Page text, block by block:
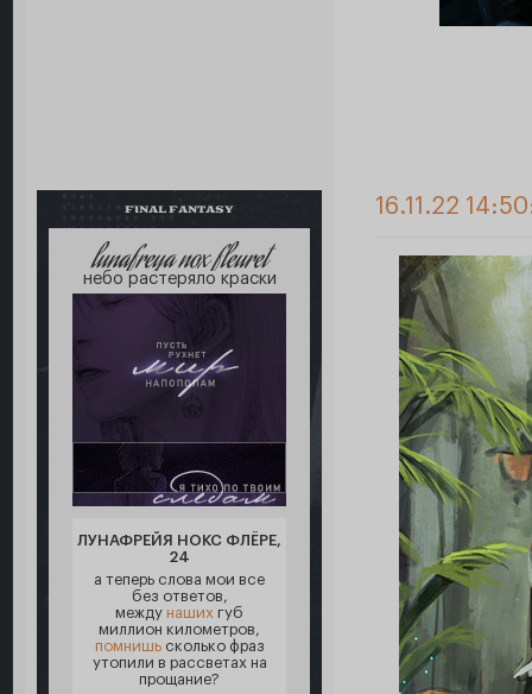
FINAL FANTASY
lunafreya nox fleuret
небо растеряло краски
ЛУНАФРЕЙЯ НОКС ФЛЁРЕ,
24
а теперь слова мои все
без ответов,
между наших губ
миллион километров,
помнишьсколько фраз
утопили в рассветах на
прощание?
16.11.22